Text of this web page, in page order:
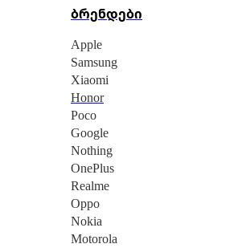
ბრენდები
Apple
Samsung
Xiaomi
Honor
Poco
Google
Nothing
OnePlus
Realme
Oppo
Nokia
Motorola